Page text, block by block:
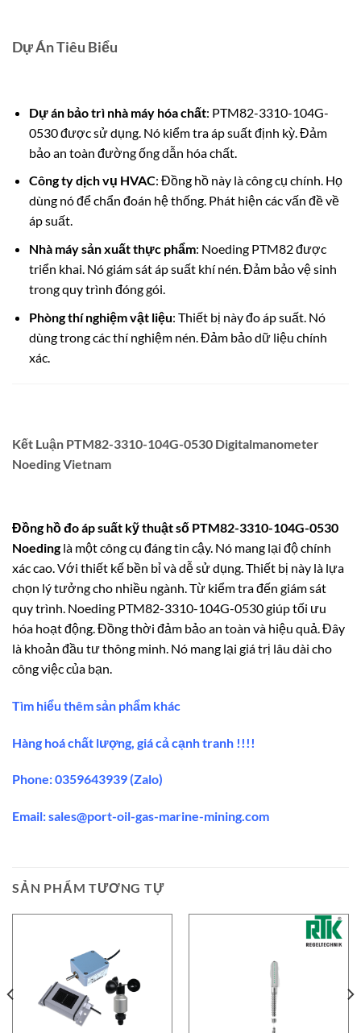
Dự Án Tiêu Biểu
Dự án bảo trì nhà máy hóa chất: PTM82-3310-104G-
0530 được sử dụng. Nó kiểm tra áp suất định kỳ. Đảm
bảo an toàn đường ống dẫn hóa chất.
Công ty dịch vụ HVAC: Đồng hồ này là công cụ chính. Họ
dùng nó để chẩn đoán hệ thống. Phát hiện các vấn đề về
áp suất.
Nhà máy sản xuất thực phẩm: Noeding PTM82 được
triển khai. Nó giám sát áp suất khí nén. Đảm bảo vệ sinh
trong quy trình đóng gói.
Phòng thí nghiệm vật liệu: Thiết bị này đo áp suất. Nó
dùng trong các thí nghiệm nén. Đảm bảo dữ liệu chính
xác.
Kết Luận PTM82-3310-104G-0530 Digitalmanometer
Noeding Vietnam
Đồng hồ đo áp suất kỹ thuật số PTM82-3310-104G-0530
Noedinglà một công cụ đáng tin cậy. Nó mang lại độ chính
xác cao. Với thiết kế bền bỉ và dễ sử dụng. Thiết bị này là lựa
chọn lý tưởng cho nhiều ngành. Từ kiểm tra đến giám sát
quy trình. Noeding PTM82-3310-104G-0530 giúp tối ưu
hóa hoạt động. Đồng thời đảm bảo an toàn và hiệu quả. Đây
là khoản đầu tư thông minh. Nó mang lại giá trị lâu dài cho
công việc của bạn.
Tìm hiểu thêm sản phẩm khác
Hàng hoá chất lượng, giá cả cạnh tranh !!!!
Phone: 0359643939 (Zalo)
Email:sales@port-oil-gas-marine-mining.com
SẢN PHẨM TƯƠNG TỰ